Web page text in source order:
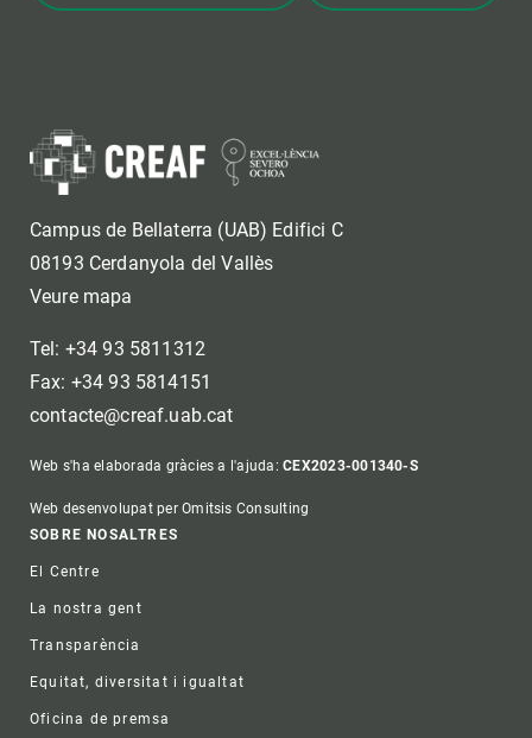
Campus de Bellaterra (UAB) Edifici C
08193 Cerdanyola del Vallès
Veure mapa
Tel: +34 93 5811312
Fax: +34 93 5814151
contacte@creaf.uab.cat
Web s'ha elaborada gràcies a l'ajuda:CEX2023-001340-S
Web desenvolupat per Omitsis Consulting
Footer
SOBRE NOSALTRES
El Centre
La nostra gent
Transparència
Equitat, diversitat i igualtat
Oficina de premsa